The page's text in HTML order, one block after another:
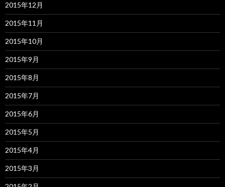
2015年12月
2015年11月
2015年10月
2015年9月
2015年8月
2015年7月
2015年6月
2015年5月
2015年4月
2015年3月